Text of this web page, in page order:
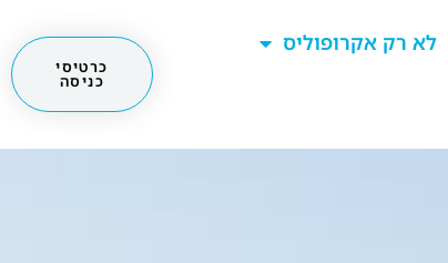
לא רק אקרופוליס
כרטיסי
כניסה